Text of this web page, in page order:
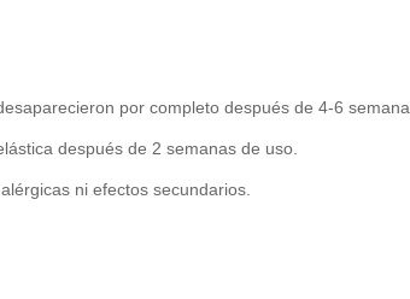
por completo después de 4-6
después de 2 semanas de uso.
ni efectos secundarios.